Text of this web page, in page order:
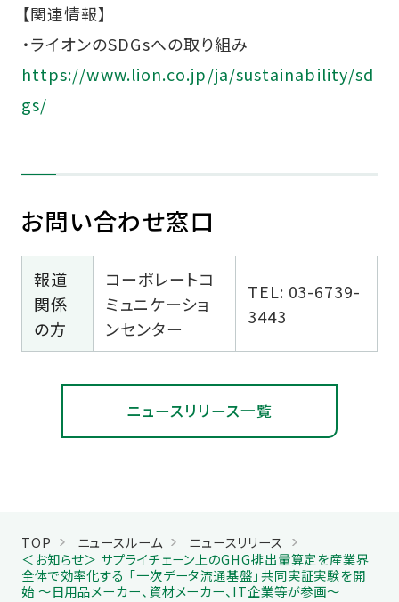
【関連情報】
・ライオンのSDGsへの取り組み
https://www.lion.co.jp/ja/sustainability/sd
gs/
お問い合わせ窓口
報道
関係
の方
コーポレートコ
ミュニケーショ
ンセンター
TEL: 03-6739-
3443
ニュースリリース一覧
TOP ニュースルーム
ニュースリリース
＜お知らせ＞ サプライチェーン上のGHG排出量算定を産業界
全体で効率化する 「一次データ流通基盤」共同実証実験を開
始 ～日用品メーカー、資材メーカー、IT企業等が参画～